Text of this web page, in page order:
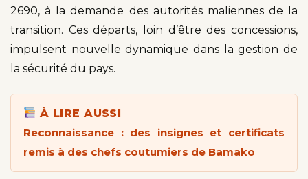
2690, à la demande des autorités maliennes de la
transition. Ces départs, loin d’être des concessions,
impulsent nouvelle dynamique dans la gestion de
la sécurité du pays.
À LIRE AUSSI
Reconnaissance : des insignes et certificats
remis à des chefs coutumiers de Bamako